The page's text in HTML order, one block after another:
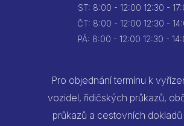
ST: 8:00 - 12:00 12:30 -
ČT: 8:00 - 12:00 12:30 -
PÁ: 8:00 - 12:00 12:30 -
Pro objednání termínu k
vozidel, řidičských průkazů,
průkazů a cestovních